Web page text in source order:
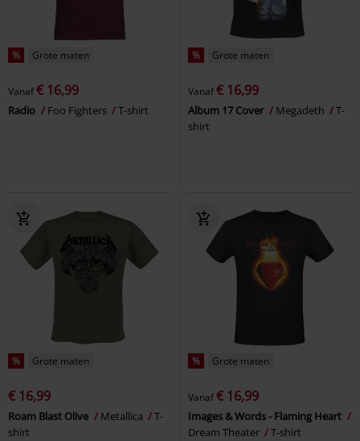
% Grote maten
Vanaf€ 16,99
Radio Foo Fighters T-shirt
% Grote maten
Vanaf€ 16,99
Album 17 Cover Megadeth
T-
shirt
% Grote maten
€ 16,99
Roam Blast Olive Metallica
T-
shirt
% Grote maten
Vanaf€ 16,99
Images & Words - Flaming Heart
Dream Theater
T-shirt